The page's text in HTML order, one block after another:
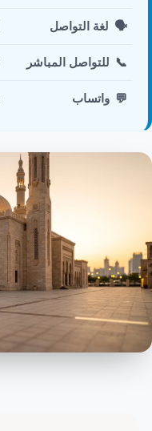
🗣️ لغة التواصل
📞 للتواصل المباشر
💬 واتساب